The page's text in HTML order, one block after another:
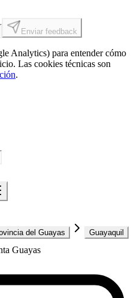
Enviar feedback
Analytics) para entender cómo
Las cookies técnicas son
.
del Guayas Guayaquil
Guayas